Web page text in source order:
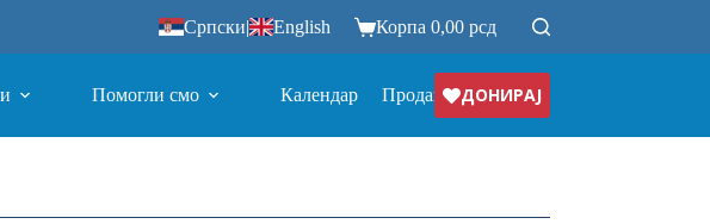
Српски| English Корпа 0,00 рсд
Помогли смо Календар ПродавницаДОНИРАЈ